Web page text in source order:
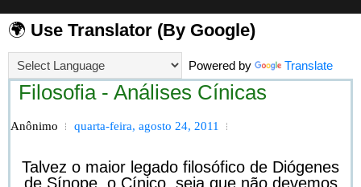
🌍 Use Translator (By Google)
Powered by Translate
Filosofia - Análises Cínicas
Anônimo quarta-feira, agosto 24, 2011
Talvez o maior legado filosófico de Diógenes
de Sínope, o Cínico, seja que não devemos